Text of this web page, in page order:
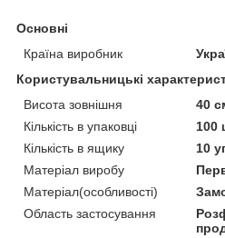
Основні
Країна виробник
Користувальницькі
Висота зовнішня
40
Кількість в упаковці
100
Кількість в ящику
10
Матеріал виробу
Матеріал(особливості)
Область застосування